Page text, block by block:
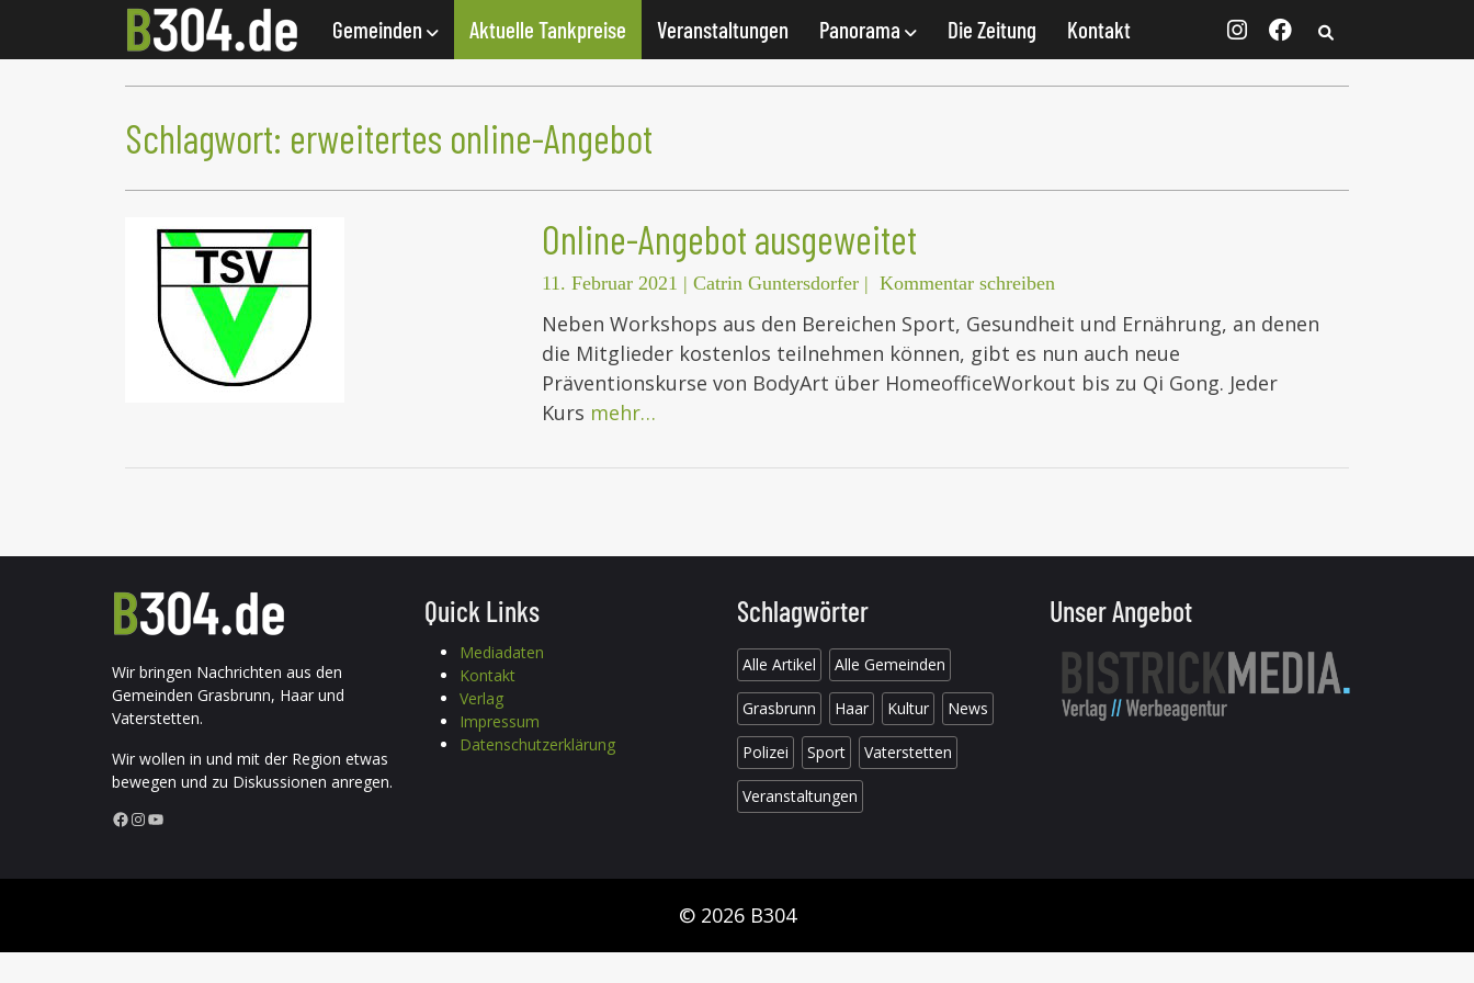
Gemeinden Aktuelle Tankpreise Veranstaltungen Panorama Die Zeitung Kontakt
Schlagwort: erweitertes online-Angebot
Online-Angebot ausgeweitet
11. Februar 2021 | Catrin Guntersdorfer | Kommentar schreiben
Neben Workshops aus den Bereichen Sport, Gesundheit und Ernährung, an denen
die Mitglieder kostenlos teilnehmen können, gibt es nun auch neue
Präventionskurse von BodyArt über HomeofficeWorkout bis zu Qi Gong. Jeder
Kurs mehr…
Wir bringen Nachrichten aus den
Gemeinden Grasbrunn, Haar und
Vaterstetten.
Wir wollen in und mit der Region etwas
bewegen und zu Diskussionen anregen.
Facebook InstagramYouTube
Quick Links
Mediadaten
Kontakt
Verlag
Impressum
Datenschutzerklärung
Schlagwörter
Alle Artikel Alle Gemeinden
Grasbrunn Haar Kultur News
Polizei Sport Vaterstetten
Veranstaltungen
Unser Angebot
© 2026 B304